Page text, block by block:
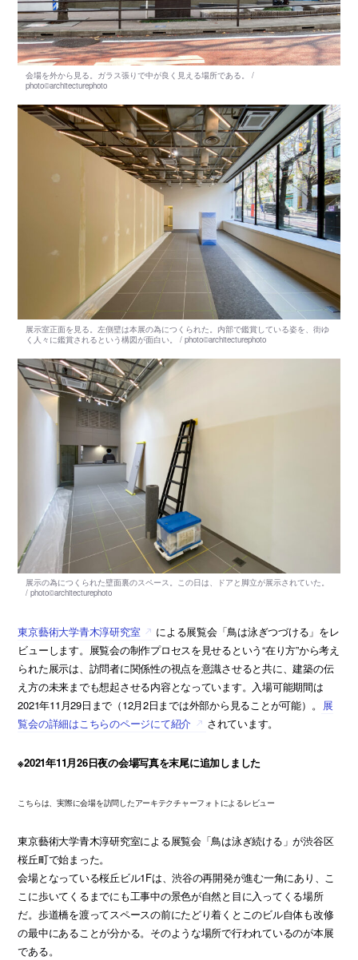
東京藝術大学青木淳研究室
による展覧会「鳥は泳ぎつづける」をレ
ビューします。展覧会の制作プロセスを見せるという“在り方”から考え
られた展示は、訪問者に関係性の視点を意識させると共に、建築の伝
え方の未来までも想起させる内容となっています。入場可能期間は
2021年11月29日まで（12月2日までは外部から見ることが可能）。 展
覧会の詳細はこちらのページにて紹介
されています。
※2021年11月26日夜の会場写真を末尾に追加しました
こちらは、実際に会場を訪問したアーキテクチャーフォトによるレビュー
東京藝術大学青木淳研究室による展覧会「鳥は泳ぎ続ける」が渋谷区
桜丘町で始まった。
会場となっている桜丘ビル1Fは、渋谷の再開発が進む一角にあり、こ
こに歩いてくるまでにも工事中の景色が自然と目に入ってくる場所
だ。歩道橋を渡ってスペースの前にたどり着くとこのビル自体も改修
の最中にあることが分かる。そのような場所で行われているのが本展
である。